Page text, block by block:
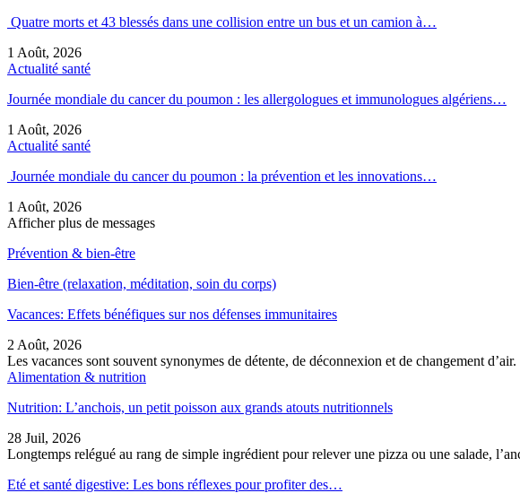
Quatre morts et 43 blessés dans une collision entre un bus et un camion à…
1 Août, 2026
Actualité santé
Journée mondiale du cancer du poumon : les allergologues et immunologues algériens…
1 Août, 2026
Actualité santé
Journée mondiale du cancer du poumon : la prévention et les innovations…
1 Août, 2026
Afficher plus de messages
Prévention & bien-être
Bien-être (relaxation, méditation, soin du corps)
Vacances: Effets bénéfiques sur nos défenses immunitaires
2 Août, 2026
Les vacances sont souvent synonymes de détente, de déconnexion et de changement
Alimentation & nutrition
Nutrition: L’anchois, un petit poisson aux grands atouts nutritionnels
28 Juil, 2026
Longtemps relégué au rang de simple ingrédient pour relever une pizza ou une salade,
Eté et santé digestive: Les bons réflexes pour profiter des…